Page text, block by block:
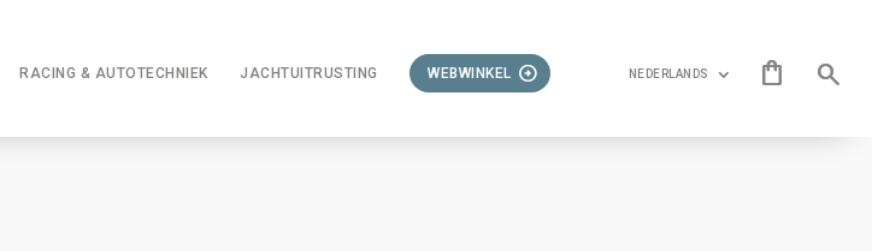
RACING & AUTOTECHNIEK JACHTUITRUSTING WEBWINKEL NEDERLANDS